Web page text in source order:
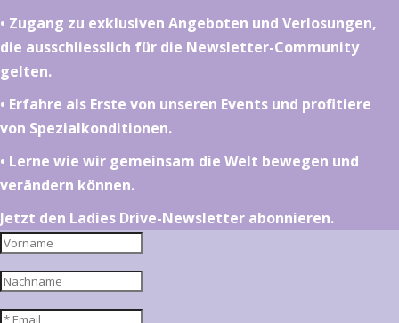
•⁠ ⁠⁠Zugang zu exklusiven Angeboten und Verlosungen,
die ausschliesslich für die Newsletter-Community
gelten.
•⁠ ⁠⁠Erfahre als Erste von unseren Events und profitiere
von Spezialkonditionen.
•⁠ ⁠⁠Lerne wie wir gemeinsam die Welt bewegen und
verändern können.
Jetzt den Ladies Drive-Newsletter abonnieren.